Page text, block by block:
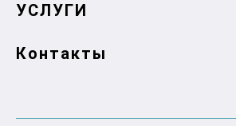
УСЛУГИ
Контакты